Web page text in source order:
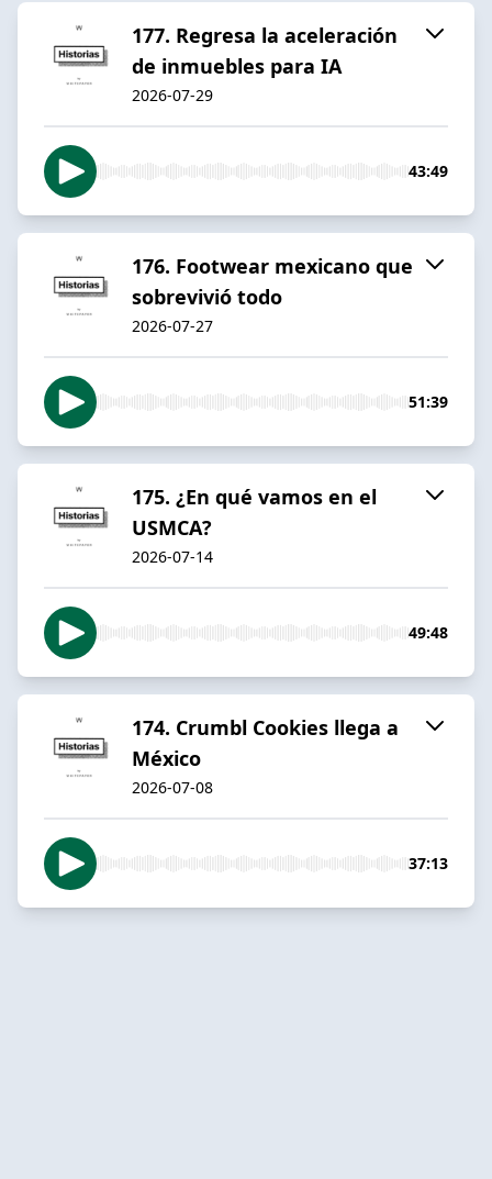
177. Regresa la aceleración
de inmuebles para IA
2026-07-29
43:49
176. Footwear mexicano que
sobrevivió todo
2026-07-27
51:39
175. ¿En qué vamos en el
USMCA?
2026-07-14
49:48
174. Crumbl Cookies llega a
México
2026-07-08
37:13